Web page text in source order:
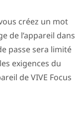
créez un mot
de l’appareil dans
passe sera limité
exigences du
deVIVE Focus